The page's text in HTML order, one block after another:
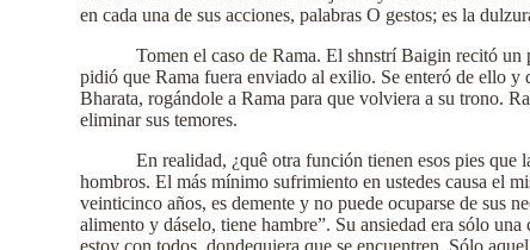
en cada una de sus acciones, palabras O gestos; es la
Tomen el caso de Rama. El shnstrí Baigin recitó un
pidió que Rama fuera enviado al exilio. Se enteró de ello y
Bharata, rogándole a Rama para que volviera a su trono.
eliminar sus temores.
En realidad, ¿quê otra función tienen esos pies que
hombros. El más mínimo sufrimiento en ustedes causa el
veinticinco años, es demente y no puede ocuparse de sus
alimento y dáselo, tiene hambre”. Su ansiedad era sólo
estoy con todos, dondequiera que se encuentren. Sólo